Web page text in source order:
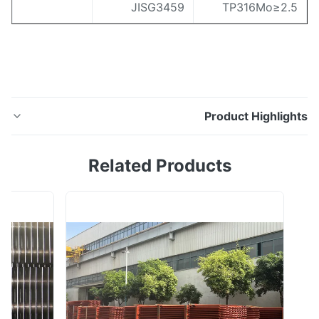
JISG3459
Product
للصدأ OD: 10-830MM تعلق HDT أهمية كبيرة على المعدات
بالغاز الطبيعي ، • خزان التخليل والاستقامة. • آلة التشكيل
بالضغط تيانش...
Related Products